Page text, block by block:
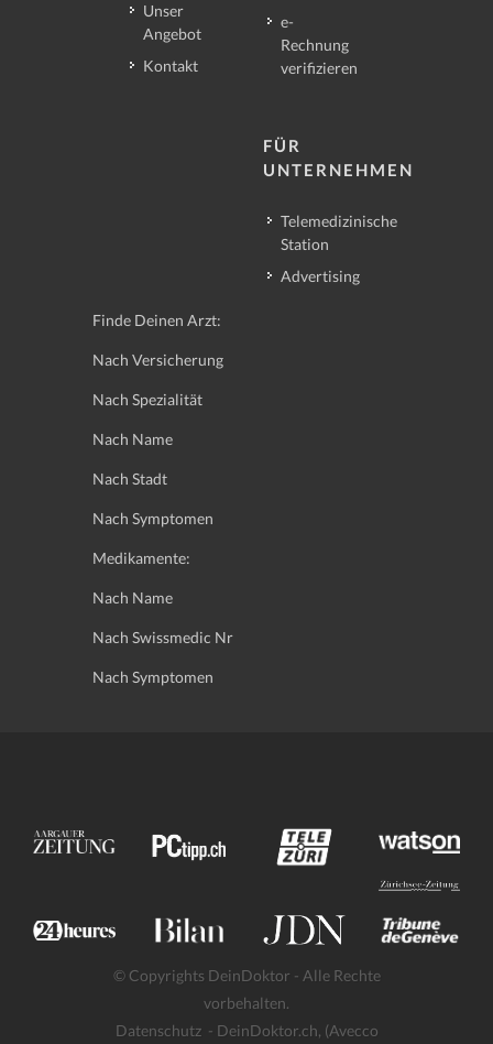
Unser
Angebot
Kontakt
e-
Rechnung
verifizieren
FÜR
UNTERNEHMEN
Telemedizinische
Station
Advertising
Finde Deinen Arzt:
Nach Versicherung
Nach Spezialität
Nach Name
Nach Stadt
Nach Symptomen
Medikamente:
Nach Name
Nach Swissmedic Nr
Nach Symptomen
© Copyrights DeinDoktor - Alle Rechte
vorbehalten.
Datenschutz - DeinDoktor.ch, (Avecco